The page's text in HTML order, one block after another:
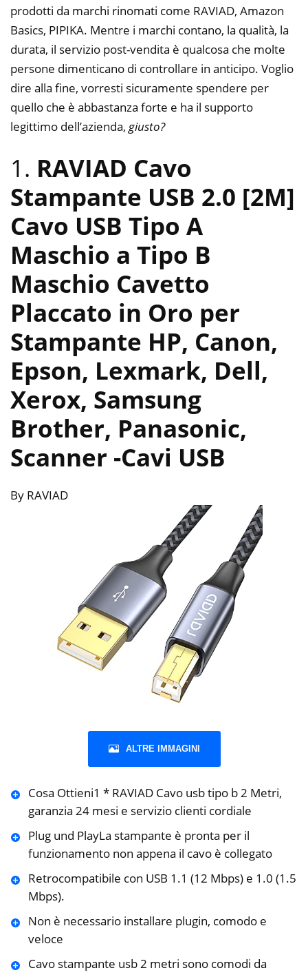
prodotti da marchi rinomati come RAVIAD, Amazon
Basics, PIPIKA. Mentre i marchi contano, la qualità, la
durata, il servizio post-vendita è qualcosa che molte
persone dimenticano di controllare in anticipo. Voglio
dire alla fine, vorresti sicuramente spendere per
quello che è abbastanza forte e ha il supporto
legittimo dell’azienda, giusto?
1. RAVIAD Cavo
Stampante USB 2.0 [2M]
Cavo USB Tipo A
Maschio a Tipo B
Maschio Cavetto
Placcato in Oro per
Stampante HP, Canon,
Epson, Lexmark, Dell,
Xerox, Samsung
Brother, Panasonic,
Scanner -Cavi USB
By RAVIAD
ALTRE IMMAGINI
Cosa Ottieni1 * RAVIAD Cavo usb tipo b 2 Metri,
garanzia 24 mesi e servizio clienti cordiale
Plug und PlayLa stampante è pronta per il
funzionamento non appena il cavo è collegato
Retrocompatibile con USB 1.1 (12 Mbps) e 1.0 (1.5
Mbps).
Non è necessario installare plugin, comodo e
veloce
Cavo stampante usb 2 metri sono comodi da